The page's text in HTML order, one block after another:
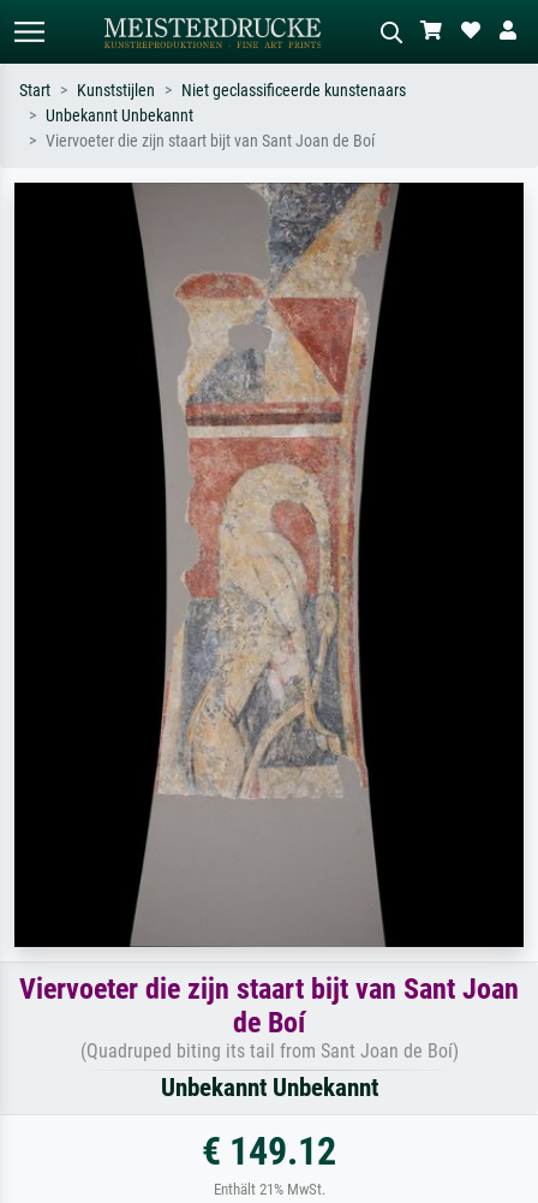
Standaard zoeken
Monet, Sterrennacht, impressionisme,
Hokusai-golf, naakt.
weide, abstract met veel rood, donker
olieverfschilderij, staand naakt naast
een boom.
Start Kunststijlen
Niet geclassificeerde kunstenaars
Unbekannt Unbekannt
Viervoeter die zijn staart bijt van Sant Joan de Boí
Viervoeter die zijn staart bijt van Sant Joan
de Boí
(Quadruped biting its tail from Sant Joan de Boí)
Unbekannt Unbekannt
€ 149.12
Enthält 21% MwSt.